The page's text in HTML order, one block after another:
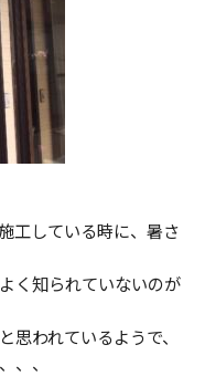
工している時に、暑さ
く知られていないのが
われているようで、
、、